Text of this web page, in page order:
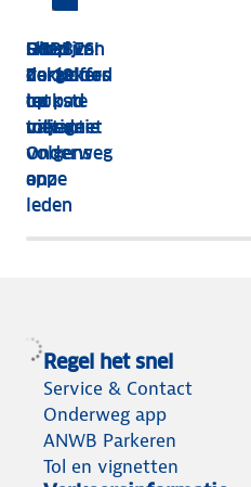
HEBBES!
Zorgeloos
op pad
met de
Onderweg
app
Shop van
dakkoffer
tot
tolvignet
Dit zijn
de 13
leukste
uitjes
volgens
onze
leden
Goed
verzekerd
op
vakantie
Regel het snel
Service & Contact
Onderweg app
ANWB Parkeren
Tol en vignetten